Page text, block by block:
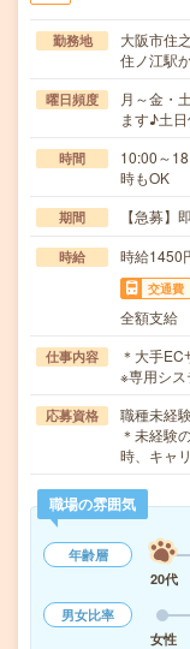
勤務地
大阪市住
住ノ江駅
曜日頻度
月～金・
ます♪土日
時間
10:00～
時もOK
期間 【急募】
時給 時給1450
交通費
全額支給
仕事内容
＊大手
※専用シ
応募資格
職種未経
＊未経験
時、キャ
職場の雰囲気
年齢層
20代
男女比率
女性